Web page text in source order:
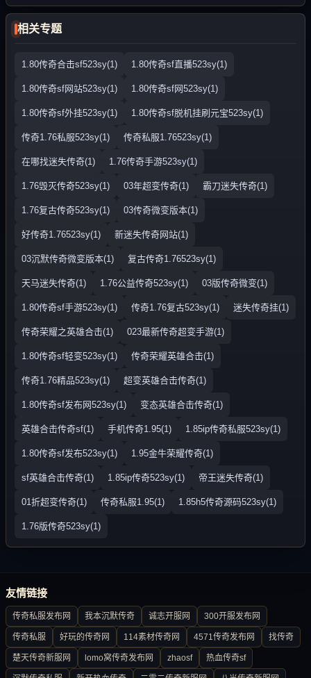
相关专题
1.80传奇合击sf523sy(1) 1.80传奇sf直播523sy(1)
1.80传奇sf网站523sy(1) 1.80传奇sf网523sy(1)
1.80传奇sf外挂523sy(1) 1.80传奇sf脱机挂刷元宝523sy(1)
传奇1.76私服523sy(1) 传奇私服1.76523sy(1)
在哪找迷失传奇(1) 1.76传奇手游523sy(1)
1.76毁灭传奇523sy(1) 03年超变传奇(1) 霸刀迷失传奇(1)
1.76复古传奇523sy(1) 03传奇微变版本(1)
好传奇1.76523sy(1) 新迷失传奇网站(1)
03沉默传奇微变版本(1) 复古传奇1.76523sy(1)
天马迷失传奇(1) 1.76公益传奇523sy(1) 03版传奇微变(1)
1.80传奇sf手游523sy(1) 传奇1.76复古523sy(1) 迷失传奇挂(1)
传奇荣耀之英雄合击(1) 023最新传奇超变手游(1)
1.80传奇sf轻变523sy(1) 传奇荣耀英雄合击(1)
传奇1.76精品523sy(1) 超变英雄合击传奇(1)
1.80传奇sf发布网523sy(1) 变态英雄合击传奇(1)
英雄合击传奇sf(1) 手机传奇1.95(1) 1.85ip传奇私服523sy(1)
1.80传奇sf发布523sy(1) 1.95金牛荣耀传奇(1)
sf英雄合击传奇(1) 1.85ip传奇523sy(1) 帝王迷失传奇(1)
01折超变传奇(1) 传奇私服1.95(1) 1.85h5传奇源码523sy(1)
1.76版传奇523sy(1)
友情链接
传奇私服发布网 我本沉默传奇 诚志开服网 300开服发布网
传奇私服 好玩的传奇网 114素材传奇网 4571传奇发布网 找传奇
楚天传奇新服网 lomo窝传奇发布网 zhaosf 热血传奇sf